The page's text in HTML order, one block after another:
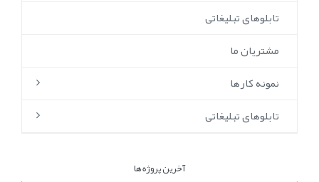
تابلوهای تبلیغاتی
مشتریان ما
نمونه کارها
تابلوهای تبلیغاتی
آخرین پروژه ها